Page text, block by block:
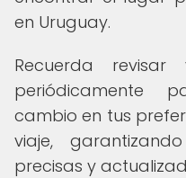
en Uruguay.
Recuerda
periódicamente
cambio en tus
viaje,
precisas y